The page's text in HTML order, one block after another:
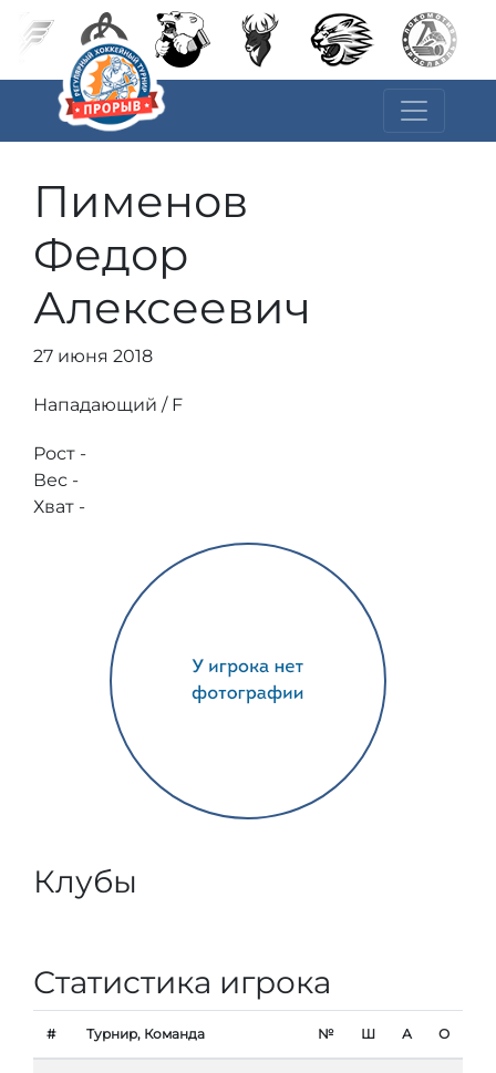
Пименов
Федор
Алексеевич
27 июня 2018
Нападающий / F
Рост -
Вес -
Хват -
Клубы
Статистика игрока
# Турнир, Команда № Ш А О